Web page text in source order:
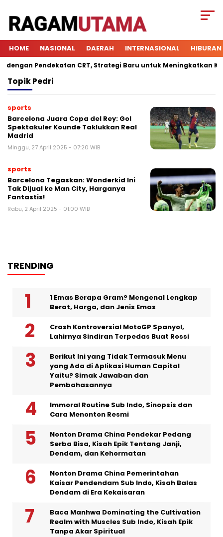
HOME NASIONAL DAERAH INTERNASIONAL HIBURAN
Pendekatan CRT, Strategi Baru untuk Meningkatkan
TopikPedri
sports
Barcelona Juara Copa del Rey: Gol
Spektakuler Kounde Taklukkan Real
Madrid
Minggu, 27 April 2025 - 07:20 WIB
sports
Barcelona Tegaskan: Wonderkid Ini
Tak Dijual ke Man City, Harganya
Fantastis!
Rabu, 2 April 2025 - 01:00 WIB
TRENDING
1 Emas Berapa Gram? Mengenal Lengkap
Berat, Harga, dan Jenis Emas
Crash Kontroversial MotoGP Spanyol,
Lahirnya Sindiran Terpedas Buat Rossi
Berikut Ini yang Tidak Termasuk Menu
yang Ada di Aplikasi Human Capital
Yaitu? Simak Jawaban dan
Pembahasannya
Immoral Routine Sub Indo, Sinopsis dan
Cara Menonton Resmi
Nonton Drama China Pendekar Pedang
Serba Bisa, Kisah Epik Tentang Janji,
Dendam, dan Kehormatan
Nonton Drama China Pemerintahan
Kaisar Pendendam Sub Indo, Kisah Balas
Dendam di Era Kekaisaran
Baca Manhwa Dominating the Cultivation
Realm with Muscles Sub Indo, Kisah Epik
Tanpa Akar Spiritual